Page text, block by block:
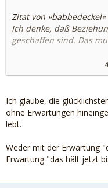
Zitat von »babbedeckel«
Ich denke, daß
geschaffen sind. Das
funktioniert.
Eine Beziehung mit
Ich glaube, die
ohne Erwartungen
lebt.
Weder mit der Erwartung
Erwartung "das hält jetzt